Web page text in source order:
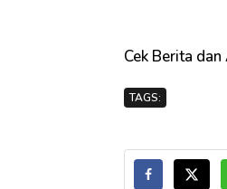
Cek Berita
TAGS: